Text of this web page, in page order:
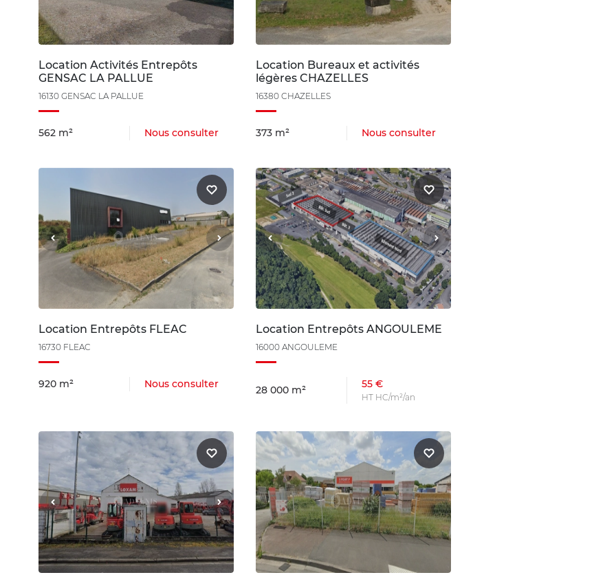
Location Activités Entrepôts
GENSAC LA PALLUE
16130 GENSAC LA PALLUE
562 m² Nous consulter
Location Bureaux et activités
légères CHAZELLES
16380 CHAZELLES
373 m² Nous consulter
Location Entrepôts FLEAC
16730 FLEAC
920 m² Nous consulter
Location Entrepôts ANGOULEME
16000 ANGOULEME
28 000 m² 55 €
HT HC/m²/an